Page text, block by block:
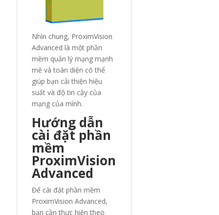
Nhìn chung, ProximVision
Advanced là một phần
mềm quản lý mạng mạnh
mẽ và toàn diện có thể
giúp bạn cải thiện hiệu
suất và độ tin cậy của
mạng của mình.
Hướng dẫn
cài đặt phần
mềm
ProximVision
Advanced
Để cài đặt phần mềm
ProximVision Advanced,
bạn cần thực hiện theo